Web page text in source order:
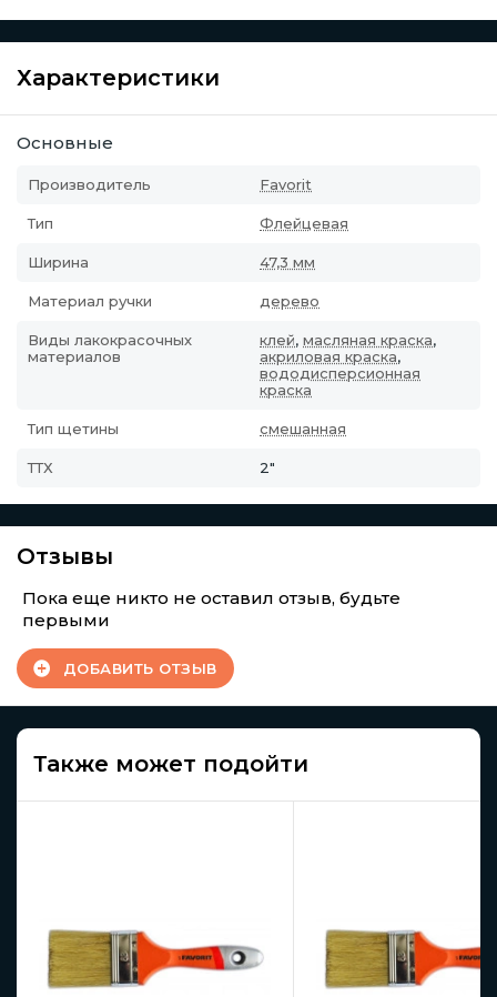
Характеристики
Основные
Производитель Favorit
Тип Флейцевая
Ширина 47,3 мм
Материал ручки дерево
Виды лакокрасочных
материалов
клей, масляная краска,
акриловая краска,
вододисперсионная
краска
Тип щетины смешанная
ТТХ 2"
Отзывы
Пока еще никто не оставил отзыв, будьте
первыми
ДОБАВИТЬ ОТЗЫВ
Также может подойти